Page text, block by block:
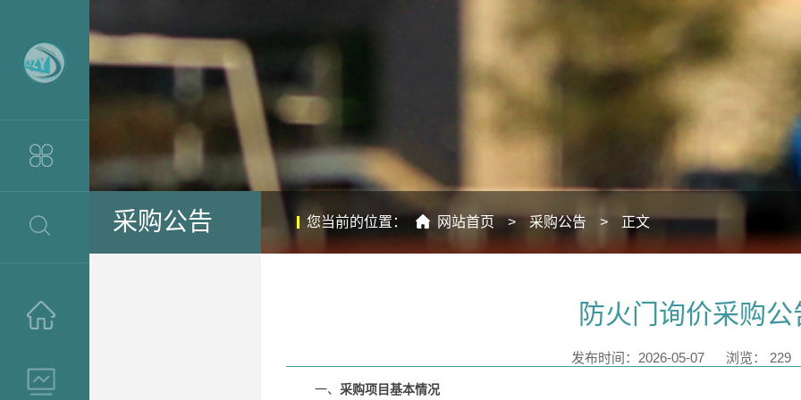
采购公告 您当前的位置： 网站首页 > 采购公告 > 正文
防火门询价采购公
发布时间：2026-05-07 浏览： 229
一、 采购项目基本情况